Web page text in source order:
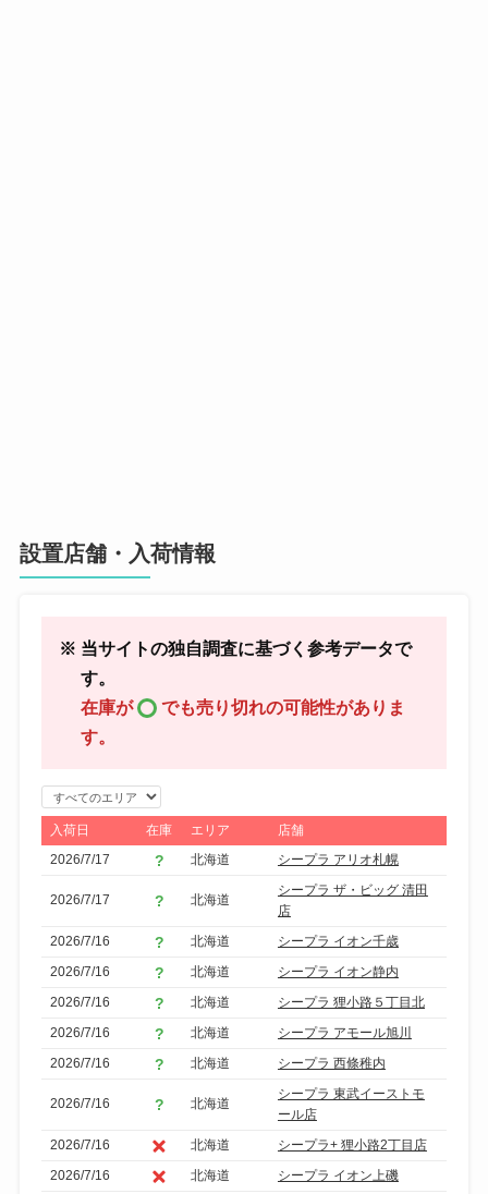
設置店舗・入荷情報
※ 当サイトの独自調査に基づく参考データで
す。
在庫が
でも売り切れの可能性がありま
す。
エ
リ
ア
絞
入荷日 在庫 エリア
店舗
2026/7/17
北海道 シープラ アリオ札幌
2026/7/17 北海道
シープラ ザ・ビッグ 清田
店
2026/7/16
北海道
シープラ イオン千歳
2026/7/16
北海道
シープラ イオン静内
2026/7/16
北海道
シープラ 狸小路５丁目北
2026/7/16
北海道
シープラ アモール旭川
2026/7/16
北海道 シープラ 西條稚内
2026/7/16 北海道
シープラ 東武イーストモ
ール店
2026/7/16
北海道
シープラ+ 狸小路2丁目店
2026/7/16
北海道
シープラ イオン上磯